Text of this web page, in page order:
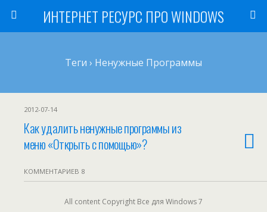
ИНТЕРНЕТ РЕСУРС ПРО WINDOWS
Теги › Ненужные Программы
2012-07-14
Как удалить ненужные программы из
меню «Открыть с помощью»?
КОММЕНТАРИЕВ 8
All content Copyright Все для Windows 7